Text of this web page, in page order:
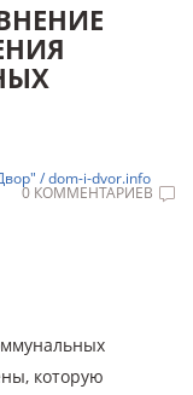
/ dom-i-dvor.info
0 КОММЕНТАРИЕВ
которую